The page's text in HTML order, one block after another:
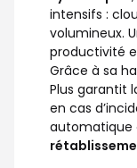
intensifs :
volumineux.
productivité
Grâce à sa
Plus garantit
en cas
automatique